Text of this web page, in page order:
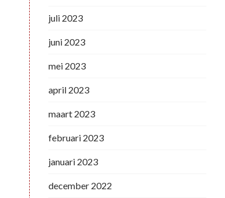
juli 2023
juni 2023
mei 2023
april 2023
maart 2023
februari 2023
januari 2023
december 2022